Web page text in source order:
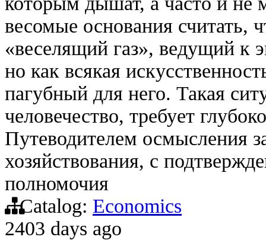
весомые основания считать,
«веселящий газ», ведущий к
но как всякая
пагубный для него. Такая
человечество, требует
Путеводителем осмысления
хозяйствования, с
полномочия
Catalog: Economics
2403 days ago